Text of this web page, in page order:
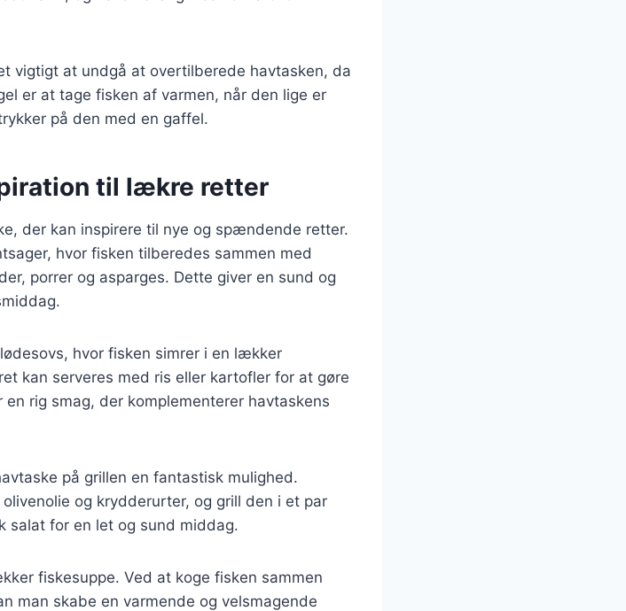
vigtigt at undgå at overtilberede havtasken, da
er at tage fisken af varmen, når den lige er
på den med en gaffel.
til lækre retter
der kan inspirere til nye og spændende retter.
hvor fisken tilberedes sammen med
porrer og asparges. Dette giver en sund og
hvor fisken simrer i en lækker
kan serveres med ris eller kartofler for at gøre
rig smag, der komplementerer havtaskens
på grillen en fantastisk mulighed.
og krydderurter, og grill den i et par
salat for en let og sund middag.
fiskesuppe. Ved at koge fisken sammen
man skabe en varmende og velsmagende